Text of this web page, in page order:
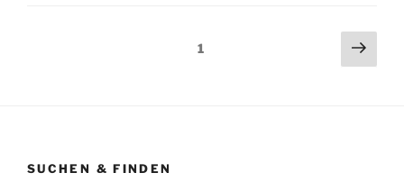
Seitennummerierung
Seite1
SUCHEN & FINDEN